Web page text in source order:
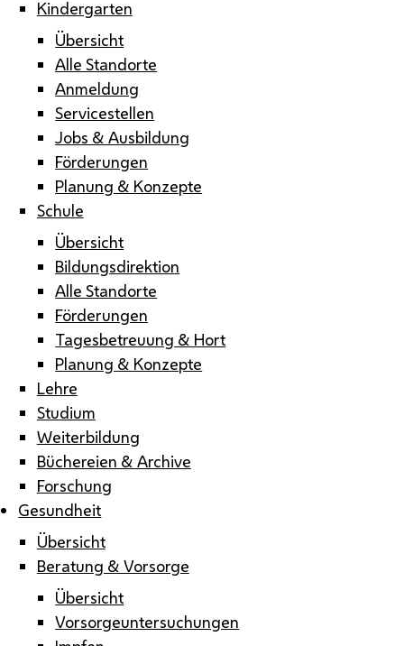
Kindergarten
Übersicht
Alle Standorte
Anmeldung
Servicestellen
Jobs & Ausbildung
Förderungen
Planung & Konzepte
Schule
Übersicht
Bildungsdirektion
Alle Standorte
Förderungen
Tagesbetreuung & Hort
Planung & Konzepte
Lehre
Studium
Weiterbildung
Büchereien & Archive
Forschung
Gesundheit
Übersicht
Beratung & Vorsorge
Übersicht
Vorsorgeuntersuchungen